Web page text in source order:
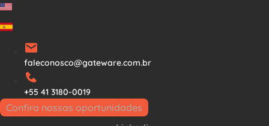
Ir
para
conteúdo
faleconosco@gateware.com.br
+55 41 3180-0019
Confira nossas oportunidades